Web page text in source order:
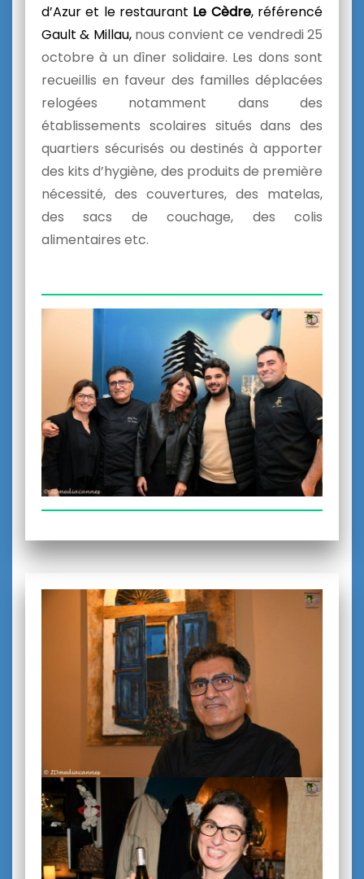
d’Azur et le restaurant Le Cèdre, référencé
Gault & Millau, nous convient ce vendredi 25
octobre à un dîner solidaire. Les dons sont
recueillis en faveur des familles déplacées
relogées notamment dans des
établissements scolaires situés dans des
quartiers sécurisés oudestinés à apporter
des kits d’hygiène, des produits de première
nécessité, des couvertures, des matelas,
des sacs de couchage, des colis
alimentaires etc.